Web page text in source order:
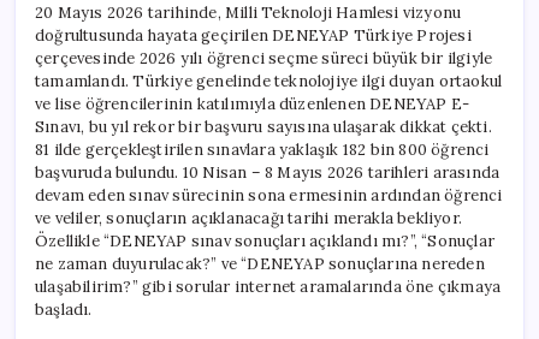
mı?
Sonuçlara
Nereden
Ulaşılır?
için
20 Mayıs 2026 tarihinde, Milli Teknoloji Hamlesi vizyonu
doğrultusunda hayata geçirilen DENEYAP Türkiye Projesi
çerçevesinde 2026 yılı öğrenci seçme süreci büyük bir ilgiyle
tamamlandı. Türkiye genelinde teknolojiye ilgi duyan ortaokul
ve lise öğrencilerinin katılımıyla düzenlenen DENEYAP E-
Sınavı, bu yıl rekor bir başvuru sayısına ulaşarak dikkat çekti.
81 ilde gerçekleştirilen sınavlara yaklaşık 182 bin 800 öğrenci
başvuruda bulundu. 10 Nisan – 8 Mayıs 2026 tarihleri arasında
devam eden sınav sürecinin sona ermesinin ardından öğrenci
ve veliler, sonuçların açıklanacağı tarihi merakla bekliyor.
Özellikle “DENEYAP sınav sonuçları açıklandı mı?”, “Sonuçlar
ne zaman duyurulacak?” ve “DENEYAP sonuçlarına nereden
ulaşabilirim?” gibi sorular internet aramalarında öne çıkmaya
başladı.